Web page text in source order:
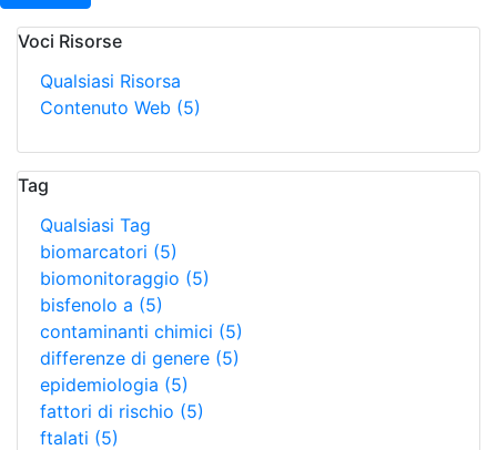
Voci Risorse
Qualsiasi Risorsa
Contenuto Web (5)
Tag
Qualsiasi Tag
biomarcatori (5)
biomonitoraggio (5)
bisfenolo a (5)
contaminanti chimici (5)
differenze di genere (5)
epidemiologia (5)
fattori di rischio (5)
ftalati (5)